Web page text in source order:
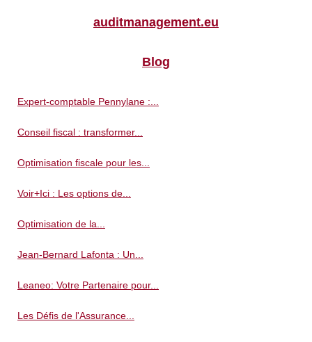
auditmanagement.eu
Blog
Expert-comptable Pennylane :...
Conseil fiscal : transformer...
Optimisation fiscale pour les...
Voir+Ici : Les options de...
Optimisation de la...
Jean-Bernard Lafonta : Un...
Leaneo: Votre Partenaire pour...
Les Défis de l'Assurance...